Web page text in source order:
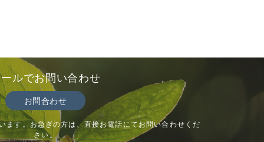
ルでお問い合わせ
お問合わせ
ます。お急ぎの方は、直接お電話にてお問い合わせくだ
さい。